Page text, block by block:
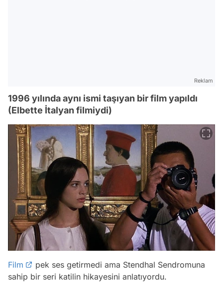
Reklam
1996 yılında aynı ismi taşıyan bir film yapıldı
(Elbette İtalyan filmiydi)
Film
pek ses getirmedi ama Stendhal Sendromuna
sahip bir seri katilin hikayesini anlatıyordu.